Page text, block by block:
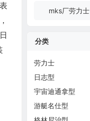
mks厂劳力士
分类
劳力士
日志型
宇宙迪通拿型
游艇名仕型